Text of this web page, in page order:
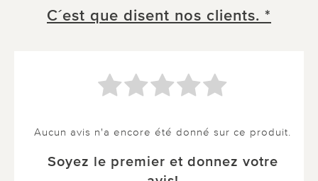
C´est que disent nos clients. *
Aucun avis n'a encore été donné sur ce produit.
Soyez le premier et donnez votre